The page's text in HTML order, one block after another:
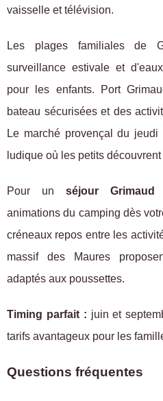
vaisselle et télévision.
Les plages familiales de
surveillance estivale et
pour les enfants. Port
bateau sécurisées et des
Le marché provençal du
ludique où les petits
Pour unséjour Grimaud
animations du camping dès
créneaux repos entre les
massif des Maures
adaptés aux poussettes.
Timing parfait : juin et
tarifs avantageux pour les
Questions fréquentes